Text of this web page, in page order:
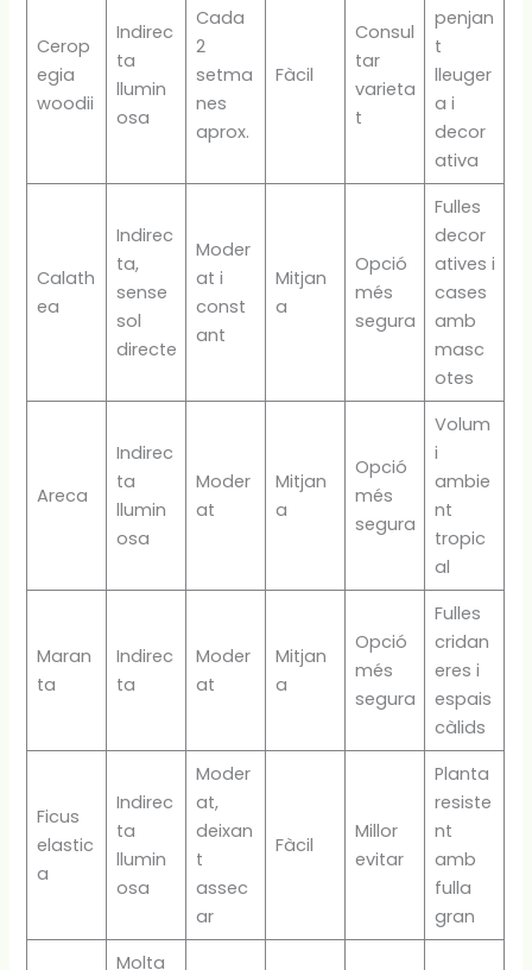
Cerop
egia
woodii
Indirec
ta
llumin
osa
Cada
2
setma
nes
aprox.
Fàcil
Consul
tar
varieta
t
penjan
t
lleuger
a i
decor
ativa
Calath
ea
Indirec
ta,
sense
sol
directe
Moder
at i
const
ant
Mitjan
a
Opció
més
segura
Fulles
decor
atives i
cases
amb
masc
otes
Areca
Indirec
ta
llumin
osa
Moder
at
Mitjan
a
Opció
més
segura
Volum
i
ambie
nt
tropic
al
Maran
ta
Indirec
ta
Moder
at
Mitjan
a
Opció
més
segura
Fulles
cridan
eres i
espais
càlids
Ficus
elastic
a
Indirec
ta
llumin
osa
Moder
at,
deixan
t
assec
ar
Fàcil
Millor
evitar
Planta
resiste
nt
amb
fulla
gran
Molta